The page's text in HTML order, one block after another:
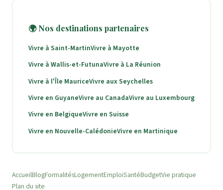
🌍 Nos destinations partenaires
Vivre à Saint-MartinVivre à Mayotte
Vivre à Wallis-et-FutunaVivre à La Réunion
Vivre à l'Île MauriceVivre aux Seychelles
Vivre en GuyaneVivre au CanadaVivre au Luxembourg
Vivre en BelgiqueVivre en Suisse
Vivre en Nouvelle-CalédonieVivre en Martinique
AccueilBlogFormalitésLogementEmploiSantéBudgetVie pratique
Plan du site